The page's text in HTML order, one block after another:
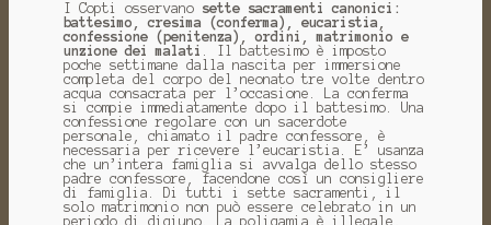
I Copti osservano
sette sacramenti canonici:
battesimo, cresima (conferma), eucaristia,
confessione (penitenza), ordini, matrimonio e
unzione dei malati
. Il battesimo è imposto
poche settimane dalla nascita per immersione
completa del corpo del neonato tre volte dentro
acqua consacrata per l’occasione. La conferma
si compie immediatamente dopo il battesimo. Una
confessione regolare con un sacerdote
personale, chiamato il padre confessore, è
necessaria per ricevere l’eucaristia. E’ usanza
che un’intera famiglia si avvalga dello stesso
padre confessore, facendone così un consigliere
di famiglia. Di tutti i sette sacramenti, il
solo matrimonio non può essere celebrato in un
periodo di digiuno. La poligamia è illegale,